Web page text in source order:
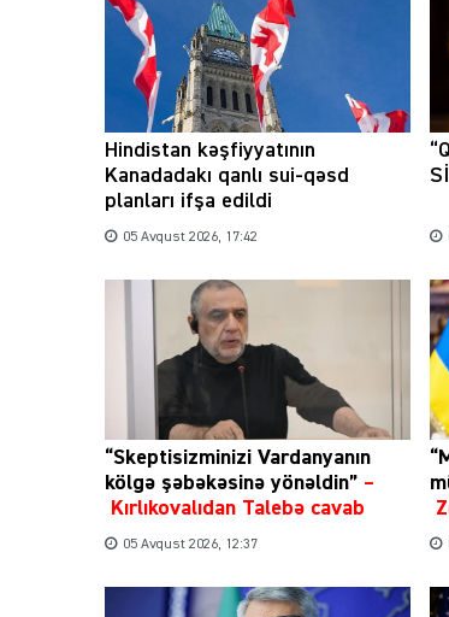
Hindistan kəşfiyyatının
Kanadadakı qanlı sui-qəsd
planları ifşa edildi
05 Avqust 2026, 17:42
“Skeptisizminizi Vardanyanın
kölgə şəbəkəsinə yönəldin” –
Kırlıkovalıdan Talebə cavab
05 Avqust 2026, 12:37